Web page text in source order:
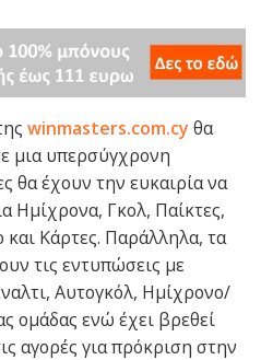
winmasters.com.cy θα
μια υπερσύγχρονη
θα έχουν την ευκαιρία να
Ημίχρονα, Γκολ, Παίκτες,
Κάρτες. Παράλληλα, τα
τις εντυπώσεις με
Αυτογκόλ, Ημίχρονο/
ομάδας ενώ έχει βρεθεί
αγορές για πρόκριση στην